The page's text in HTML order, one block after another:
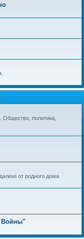
политика,
от родного дома
Войны"